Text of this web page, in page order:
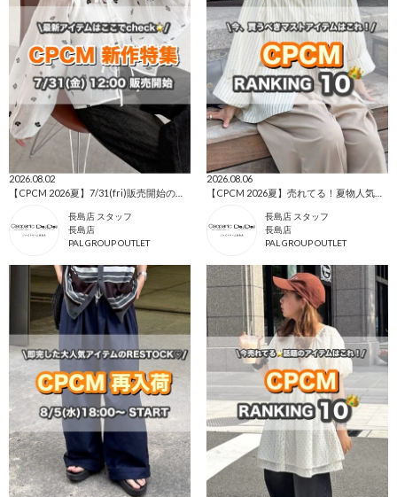
2026.08.02
長島店 スタッフ
長島店
PAL GROUP OUTLET
2026.08.06
【CPCM 2026夏】売れてる！夏物人気ランキングBEST10🌼
長島店 スタッフ
長島店
PAL GROUP OUTLET